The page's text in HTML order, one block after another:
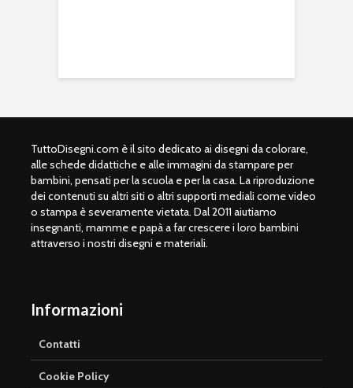
TuttoDisegni.com è il sito dedicato ai disegni da colorare,
alle schede didattiche e alle immagini da stampare per
bambini, pensati per la scuola e per la casa. La riproduzione
dei contenuti su altri siti o altri supporti mediali come video
o stampa è severamente vietata. Dal 2011 aiutiamo
insegnanti, mamme e papà a far crescere i loro bambini
attraverso i nostri disegni e materiali.
Informazioni
Contatti
Cookie Policy